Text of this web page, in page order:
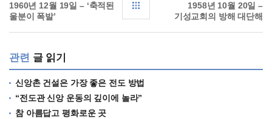
1960년 12월 19일 – ‘축적된
울분이 폭발’
1958년 10월 20일 –
기성교회의 방해 대단해
관련 글 읽기
신앙촌 건설은 가장 좋은 전도 방법
“전도관 신앙 운동의 깊이에 놀라”
참 아름답고 평화로운 곳